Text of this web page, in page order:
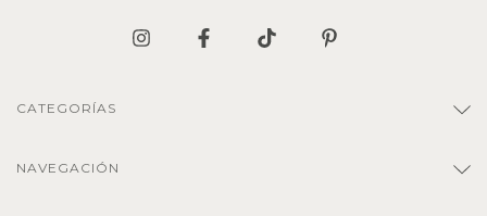
CATEGORÍAS
NAVEGACIÓN